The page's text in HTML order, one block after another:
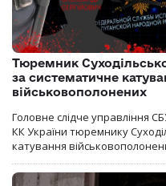
Тюремник
за систематичне
військовополонених
Головне слідче управління
КК України тюремнику
катування